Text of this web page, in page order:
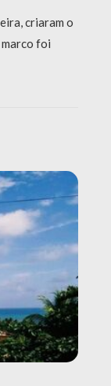
criaram o
foi